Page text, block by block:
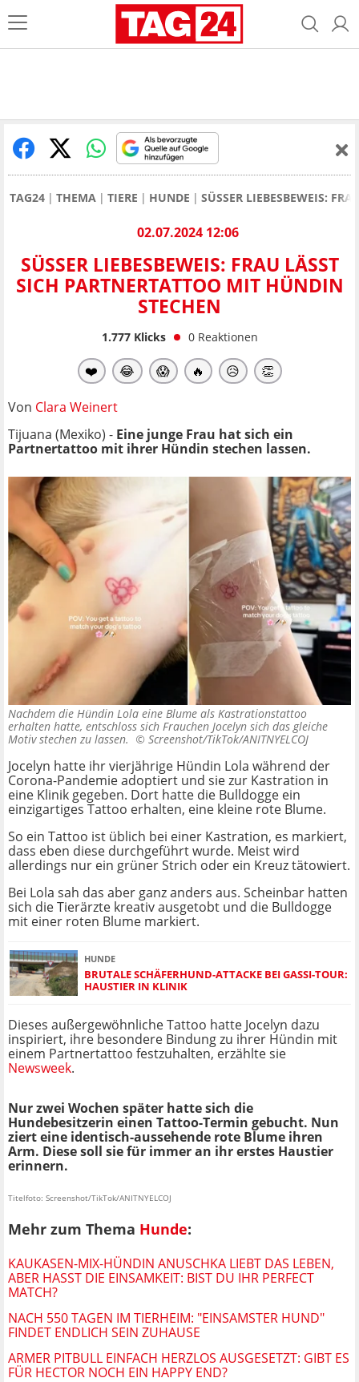
TAG24 THEMA TIERE HUNDE SÜSSER LIEBESBEWEIS:
02.07.2024 12:06
SÜSSER LIEBESBEWEIS: FRAU LÄSST S
ICH PARTNERTATTOO MIT HÜNDIN S
TECHEN
1.777Klicks 0 Reaktionen
❤️ 😂 😱 🔥 😥 👏
Von Clara Weinert
Tijuana (Mexiko) - Eine junge Frau hat sich ein
Partnertattoo mit ihrer Hündin stechen lassen.
Nachdem die Hündin Lola eine Blume als Kastrationstattoo
erhalten hatte, entschloss sich Frauchen Jocelyn sich das gleiche
Motiv stechen zu lassen. © Screenshot/TikTok/ANITNYELCOJ
Jocelyn hatte ihr vierjährige Hündin Lola während der
Corona-Pandemie adoptiert und sie zur Kastration in
eine Klinik gegeben. Dort hatte die Bulldogge ein
einzigartiges Tattoo erhalten, eine kleine rote Blume.
So ein Tattoo ist üblich bei einer Kastration, es markiert,
dass eben diese durchgeführt wurde. Meist wird
allerdings nur ein grüner Strich oder ein Kreuz tätowiert.
Bei Lola sah das aber ganz anders aus. Scheinbar hatten
sich die Tierärzte kreativ ausgetobt und die Bulldogge
mit einer roten Blume markiert.
HUNDE
BRUTALE SCHÄFERHUND-ATTACKE BEI GASSI-TOUR:
HAUSTIER IN KLINIK
Dieses außergewöhnliche Tattoo hatte Jocelyn dazu
inspiriert, ihre besondere Bindung zu ihrer Hündin mit
einem Partnertattoo festzuhalten, erzählte sie
Newsweek.
Nur zwei Wochen später hatte sich die
Hundebesitzerin einen Tattoo-Termin gebucht. Nun
ziert eine identisch-aussehende rote Blume ihren
Arm. Diese soll sie für immer an ihr erstes Haustier
erinnern.
Titelfoto: Screenshot/TikTok/ANITNYELCOJ
Mehr zum Thema Hunde:
KAUKASEN-MIX-HÜNDIN ANUSCHKA LIEBT DAS LEBEN,
ABER HASST DIE EINSAMKEIT: BIST DU IHR PERFECT
MATCH?
NACH 550 TAGEN IM TIERHEIM: "EINSAMSTER HUND"
FINDET ENDLICH SEIN ZUHAUSE
ARMER PITBULL EINFACH HERZLOS AUSGESETZT: GIBT ES
FÜR HECTOR NOCH EIN HAPPY END?